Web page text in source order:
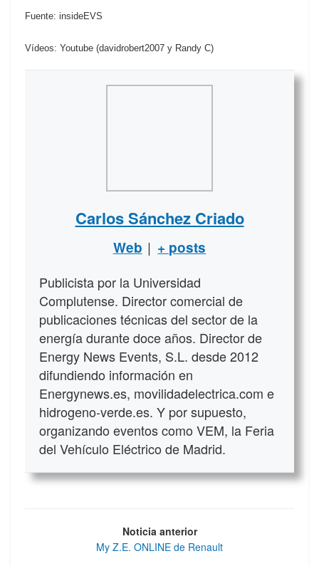
Fuente: insideEVS
Vídeos: Youtube (davidrobert2007 y Randy C)
Carlos Sánchez Criado
Web | + posts
Publicista por la Universidad
Complutense. Director comercial de
publicaciones técnicas del sector de la
energía durante doce años. Director de
Energy News Events, S.L. desde 2012
difundiendo información en
Energynews.es, movilidadelectrica.com e
hidrogeno-verde.es. Y por supuesto,
organizando eventos como VEM, la Feria
del Vehículo Eléctrico de Madrid.
Noticia anterior
My Z.E. ONLINE de Renault